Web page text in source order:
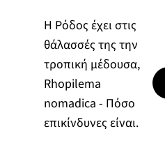
Η Ρόδος έχει στις
θάλασσές της την
τροπική μέδουσα,
Rhopilema
nomadica - Πόσο
επικίνδυνες είναι.